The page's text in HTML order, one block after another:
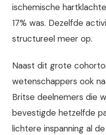
ischemische
17% was. Dezelfde
structureel meer op.
Naast dit grote
wetenschappers ook
Britse deelnemers die
bevestigde hetzelfde
lichtere inspanning al